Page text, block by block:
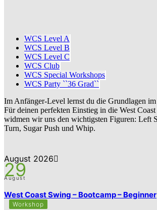
WCS Level A
WCS Level B
WCS Level C
WCS Club
WCS Special Workshops
WCS Party ``36 Grad``
Im Anfänger-Level lernst du die Grundlagen
Für deinen perfekten Einstieg in die West
widmen wir uns den wichtigsten Figuren: Left
Turn, Sugar Push und Whip.
August 2026
29
August
West Coast Swing – Bootcamp – Beginner
Workshop